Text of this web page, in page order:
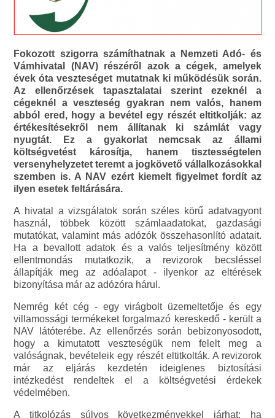
Fokozott szigorra számíthatnak a Nemzeti Adó- és
Vámhivatal (NAV) részéről azok a cégek, amelyek
évek óta veszteséget mutatnak ki működésük során.
Az ellenőrzések tapasztalatai szerint ezeknél a
cégeknél a veszteség gyakran nem valós, hanem
abból ered, hogy a bevétel egy részét eltitkolják: az
értékesítésekről nem állítanak ki számlát vagy
nyugtát. Ez a gyakorlat nemcsak az állami
költségvetést károsítja, hanem tisztességtelen
versenyhelyzetet teremt a jogkövető vállalkozásokkal
szemben is. A NAV ezért kiemelt figyelmet fordít az
ilyen esetek feltárására.
A hivatal a vizsgálatok során széles körű adatvagyont
használ, többek között számlaadatokat, gazdasági
mutatókat, valamint más adózók összehasonlító adatait.
Ha a bevallott adatok és a valós teljesítmény között
ellentmondás mutatkozik, a revizorok becsléssel
állapítják meg az adóalapot - ilyenkor az eltérések
bizonyítása már az adózóra hárul.
Nemrég két cég - egy virágbolt üzemeltetője és egy
villamossági termékeket forgalmazó kereskedő - került a
NAV látóterébe. Az ellenőrzés során bebizonyosodott,
hogy a kimutatott veszteségük nem felelt meg a
valóságnak, bevételeik egy részét eltitkolták. A revizorok
már az eljárás kezdetén ideiglenes biztosítási
intézkedést rendeltek el a költségvetési érdekek
védelmében.
A titkolózás súlyos következményekkel járhat: ha